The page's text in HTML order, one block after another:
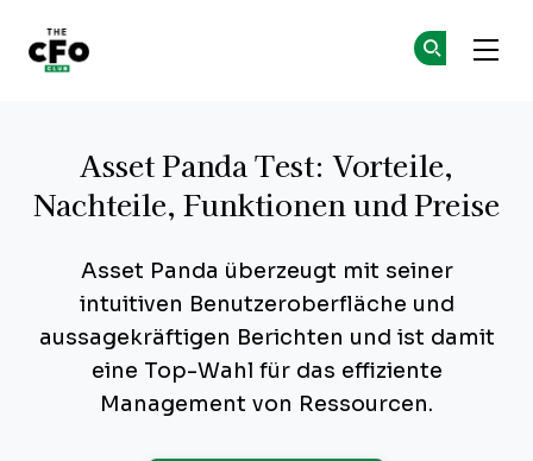
Asset Panda Test: Vorteile,
Nachteile, Funktionen und Preise
Asset Panda überzeugt mit seiner
intuitiven Benutzeroberfläche und
aussagekräftigen Berichten und ist damit
eine Top-Wahl für das effiziente
Management von Ressourcen.